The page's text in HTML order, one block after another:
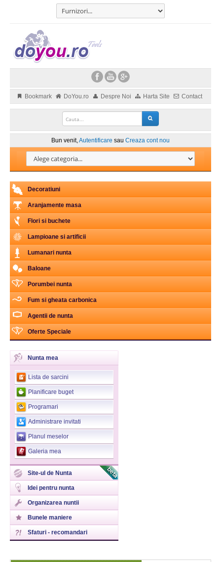
Bookmark DoYou.ro Despre Noi Harta Site Contact
Bun venit,Autentificare sau Creaza cont nou
Decoratiuni
Aranjamente masa
Flori si buchete
Lampioane si artificii
Lumanari nunta
Baloane
Porumbei nunta
Fum si gheata carbonica
Agentii de nunta
Oferte Speciale
Nunta mea
Lista de sarcini
Planificare buget
Programari
Administrare invitati
Planul meselor
Galeria mea
Site-ul de Nunta
Idei pentru nunta
Organizarea nuntii
Bunele maniere
Sfaturi - recomandari